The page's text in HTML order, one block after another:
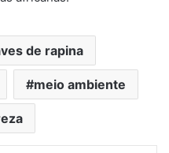
de rapina
meio ambiente